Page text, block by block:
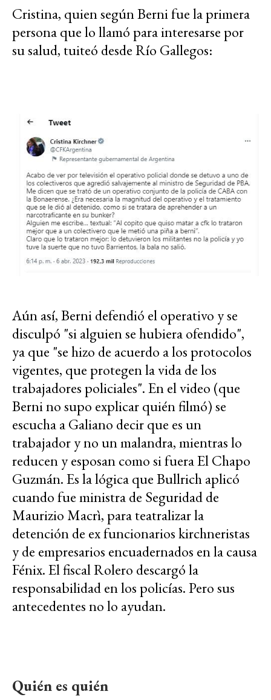
Cristina, quien según Berni fue la primera
persona que lo llamó para interesarse por
su salud, tuiteó desde Río Gallegos:
Aún así, Berni defendió el operativo y se
disculpó "si alguien se hubiera ofendido",
ya que "se hizo de acuerdo a los protocolos
vigentes, que protegen la vida de los
trabajadores policiales". En el video (que
Berni no supo explicar quién filmó) se
escucha a Galiano decir que es un
trabajador y no un malandra, mientras lo
reducen y esposan como si fuera El Chapo
Guzmán. Es la lógica que Bullrich aplicó
cuando fue ministra de Seguridad de
Maurizio Macrì, para teatralizar la
detención de ex funcionarios kirchneristas
y de empresarios encuadernados en la causa
Fénix. El fiscal Rolero descargó la
responsabilidad en los policías. Pero sus
antecedentes no lo ayudan.
Quién es quién